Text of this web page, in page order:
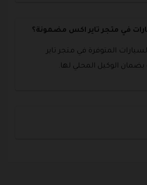
في متجر تاير اكس مضمونة؟
المتوفرة في متجر تاير
الوكيل المحلي لها.